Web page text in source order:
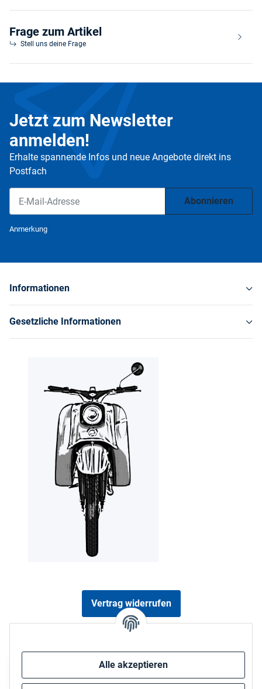
Alle akzeptieren
Frage zum Artikel
Stell uns deine Frage
Jetzt zum Newsletter
anmelden!
Erhalte spannende Infos und neue Angebote direkt ins
Postfach
Abonnieren
Anmerkung
Informationen
Gesetzliche Informationen
Vertrag widerrufen